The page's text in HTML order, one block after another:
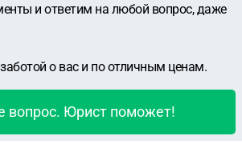
и ответим на любой вопрос, даже
о вас и по отличным ценам.
вопрос. Юрист поможет!